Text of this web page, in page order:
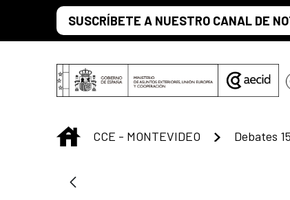
Saltar al contenido principal
SUSCRÍBETE A NUESTRO CANAL DE
INICIO
CCE - MONTEVIDEO Debates